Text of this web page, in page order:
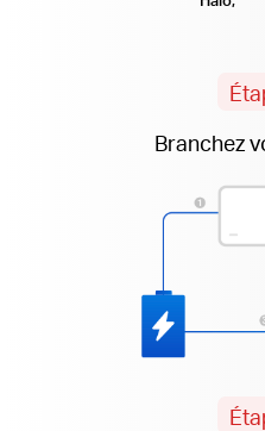
Branchez